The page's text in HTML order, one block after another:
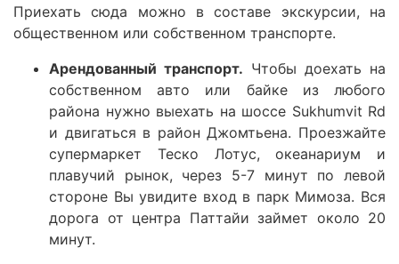
Приехать сюда можно в составе экскурсии, на
общественном или собственном транспорте.
Арендованный транспорт. Чтобы доехать на
собственном авто или байке из любого
района нужно выехать на шоссе Sukhumvit Rd
и двигаться в район Джомтьена. Проезжайте
супермаркет Теско Лотус, океанариум и
плавучий рынок, через 5-7 минут по левой
стороне Вы увидите вход в парк Мимоза. Вся
дорога от центра Паттайи займет около 20
минут.